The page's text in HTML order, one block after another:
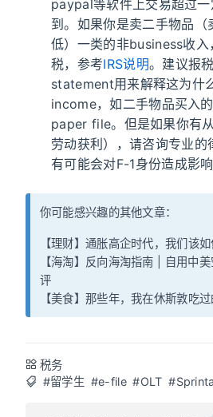
paypal等软件上交易超过
到。如果你是卖二手物品（
低）一类的非business收入
税，参考IRS说明。建议报
statement用来解释这为什
income，如二手物品买入
paper file。但是如果你有
劳动获利），请咨询专业的
有可能会对F-1身份造成影响
你可能感兴趣的其他文章：
【理财】 通胀高企时代，我们该
【海淘】 反向海淘指南 | 自用中
评
【美食】 那些年，我在休斯敦吃
税务
#留学生 #e-file #OLT